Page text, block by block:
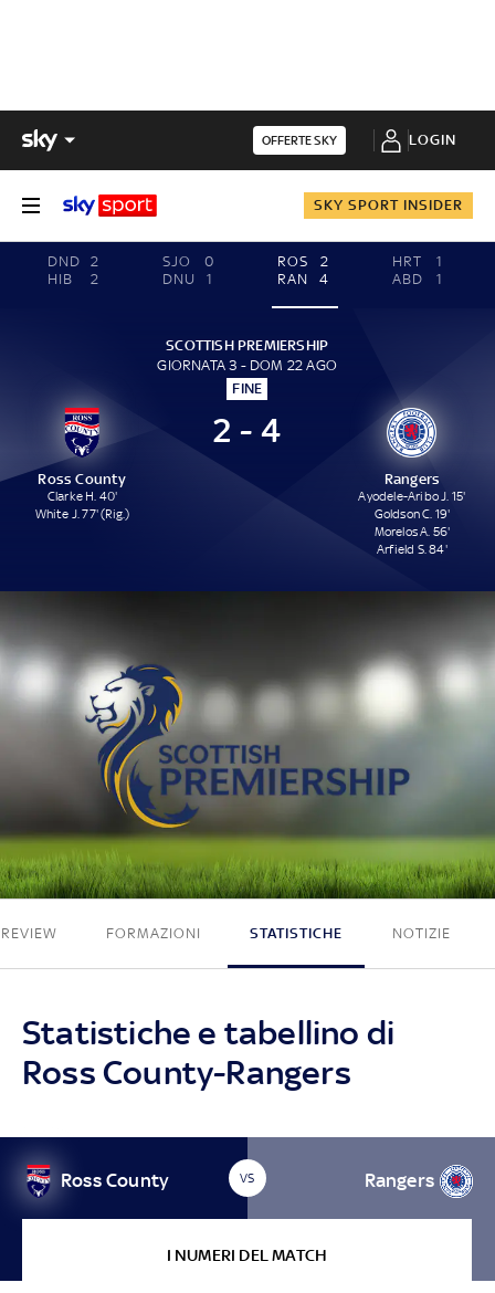
OFFERTE SKY LOGIN
SKY SPORT INSIDER
DND
2
HIB
2
SJO
0
DNU
1
ROS
2
RAN
4
HRT
1
ABD
1
SCOTTISH PREMIERSHIP
GIORNATA 3 - DOM 22 AGO
FINE
Ross County
Clarke H. 40'
White J. 77' (Rig.)
2 - 4
Rangers
Ayodele-Aribo J. 15'
Goldson C. 19'
Morelos A. 56'
Arfield S. 84'
2 - 4
FORMAZIONI STATISTICHE NOTIZIE
Statistiche e tabellino di
Ross County-Rangers
Ross County VS Rangers
I NUMERI DEL MATCH